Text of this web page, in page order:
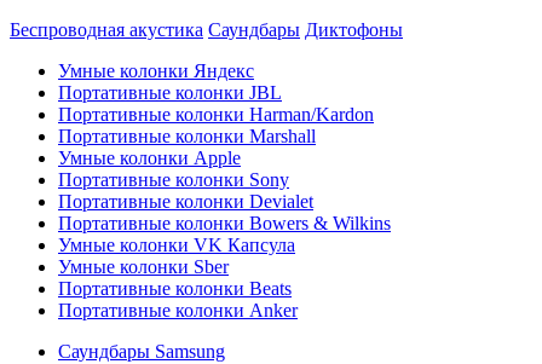
Беспроводная акустика Саундбары Диктофоны
Умные колонки Яндекс
Портативные колонки JBL
Портативные колонки Harman/Kardon
Портативные колонки Marshall
Умные колонки Apple
Портативные колонки Sony
Портативные колонки Devialet
Портативные колонки Bowers & Wilkins
Умные колонки VK Капсула
Умные колонки Sber
Портативные колонки Beats
Портативные колонки Anker
Саундбары Samsung